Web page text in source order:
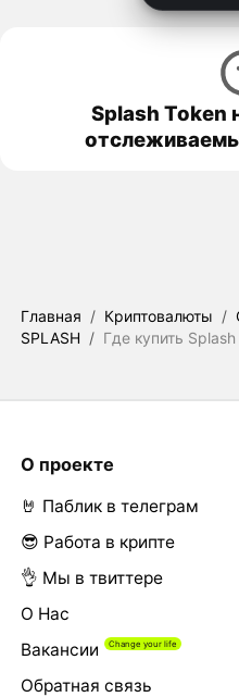
Splash Token
Главная / Криптовалюты /
SPLASH / Где купить
О проекте
🤘 Паблик в телеграм
😎 Работа в крипте
👌 Мы в твиттере
О Нас
Вакансии
Обратная связь